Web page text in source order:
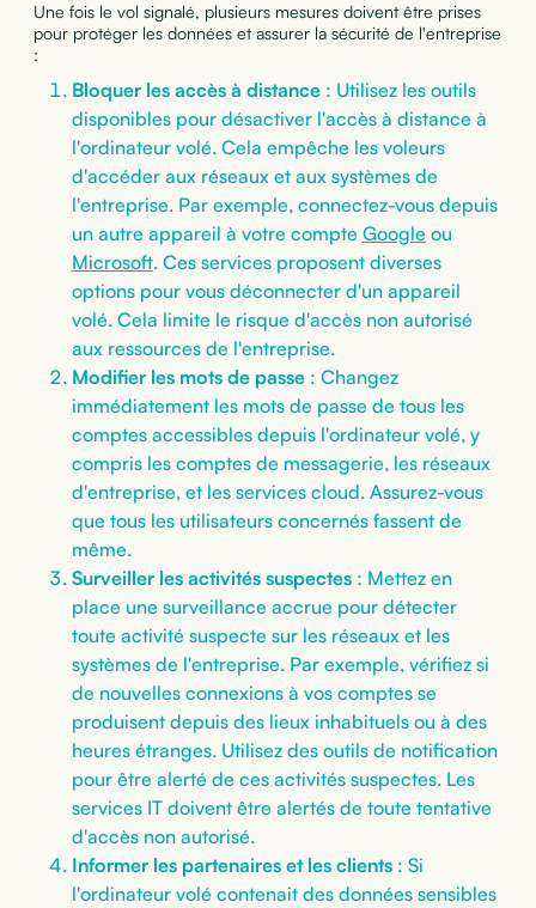
Une fois le vol signalé, plusieurs mesures doivent être prises
pour protéger les données et assurer la sécurité de l'entreprise
:
Bloquer les accès à distance: Utilisez les outils
disponibles pour désactiver l'accès à distance à
l'ordinateur volé. Cela empêche les voleurs
d'accéder aux réseaux et aux systèmes de
l'entreprise. Par exemple, connectez-vous depuis
un autre appareil à votre compte Google ou
Microsoft. Ces services proposent diverses
options pour vous déconnecter d'un appareil
volé. Cela limite le risque d'accès non autorisé
aux ressources de l'entreprise.
Modifier les mots de passe: Changez
immédiatement les mots de passe de tous les
comptes accessibles depuis l'ordinateur volé, y
compris les comptes de messagerie, les réseaux
d'entreprise, et les services cloud. Assurez-vous
que tous les utilisateurs concernés fassent de
même.
Surveiller les activités suspectes: Mettez en
place une surveillance accrue pour détecter
toute activité suspecte sur les réseaux et les
systèmes de l'entreprise. Par exemple, vérifiez si
de nouvelles connexions à vos comptes se
produisent depuis des lieux inhabituels ou à des
heures étranges. Utilisez des outils de notification
pour être alerté de ces activités suspectes. Les
services IT doivent être alertés de toute tentative
d'accès non autorisé.
Informer les partenaires et les clients: Si
l'ordinateur volé contenait des données sensibles